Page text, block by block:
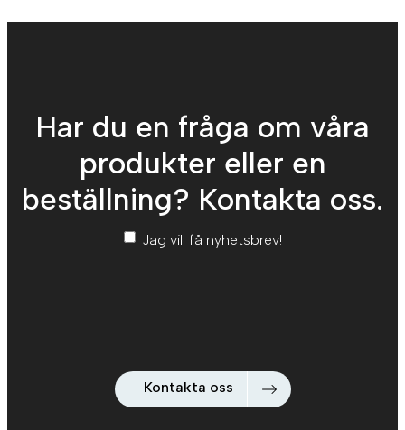
Har du en fråga om våra
produkter eller en
beställning? Kontakta oss.
Nyhetsbrev*
Jag vill få nyhetsbrev!
Kontakta oss